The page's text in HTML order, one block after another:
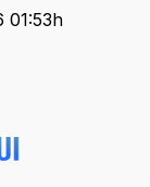
01:53h